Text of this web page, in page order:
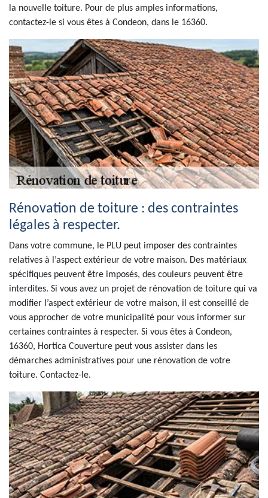
la nouvelle toiture. Pour de plus amples informations,
contactez-le si vous êtes à Condeon, dans le 16360.
Rénovation de toiture : des contraintes
légales à respecter.
Dans votre commune, le PLU peut imposer des contraintes
relatives à l’aspect extérieur de votre maison. Des matériaux
spécifiques peuvent être imposés, des couleurs peuvent être
interdites. Si vous avez un projet de rénovation de toiture qui va
modifier l’aspect extérieur de votre maison, il est conseillé de
vous approcher de votre municipalité pour vous informer sur
certaines contraintes à respecter. Si vous êtes à Condeon,
16360, Hortica Couverture peut vous assister dans les
démarches administratives pour une rénovation de votre
toiture. Contactez-le.